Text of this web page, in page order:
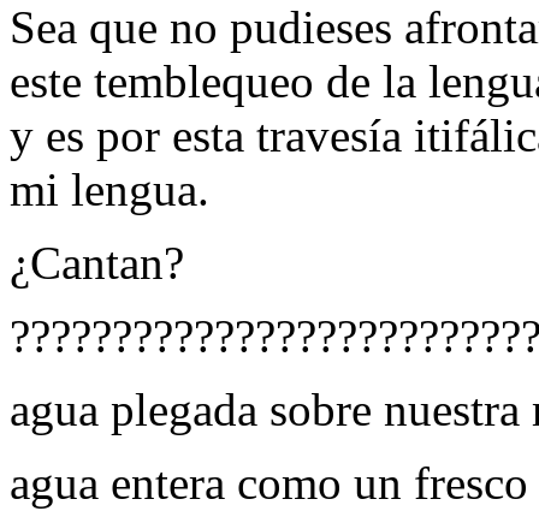
Sea que no pudieses
este temblequeo de la
y es por esta travesía
mi lengua.
¿Cantan?
agua plegada sobre nuestra
agua entera como un